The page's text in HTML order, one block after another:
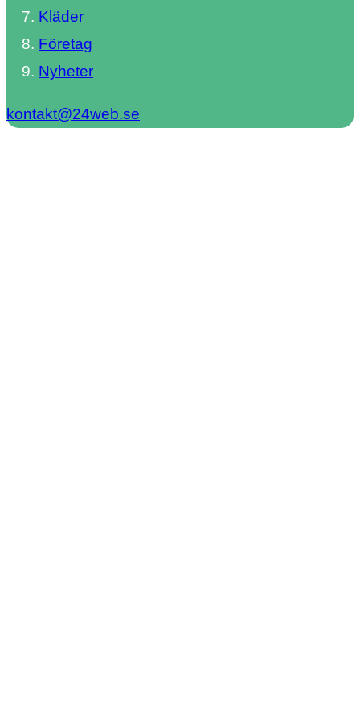
Kläder
Företag
Nyheter
kontakt@24web.se